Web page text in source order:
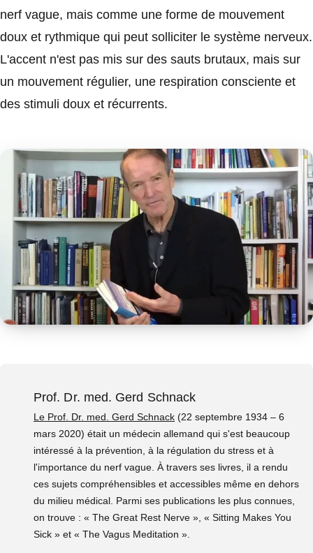
nerf vague, mais comme une forme de mouvement
doux et rythmique qui peut solliciter le système nerveux.
L'accent n'est pas mis sur des sauts brutaux, mais sur
un mouvement régulier, une respiration consciente et
des stimuli doux et récurrents.
Prof. Dr. med. Gerd Schnack
Le Prof. Dr. med. Gerd Schnack (22 septembre 1934 – 6
mars 2020) était un médecin allemand qui s'est beaucoup
intéressé à la prévention, à la régulation du stress et à
l'importance du nerf vague. À travers ses livres, il a rendu
ces sujets compréhensibles et accessibles même en dehors
du milieu médical. Parmi ses publications les plus connues,
on trouve : « The Great Rest Nerve », « Sitting Makes You
Sick » et « The Vagus Meditation ».